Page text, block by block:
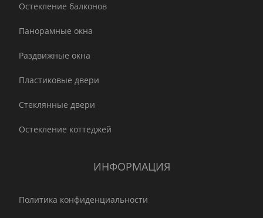
Остекление балконов
Панорамные окна
Раздвижные окна
Пластиковые двери
Стеклянные двери
Остекление коттеджей
ИНФОРМАЦИЯ
Политика конфиденциальности